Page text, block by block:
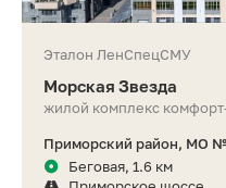
Эталон ЛенСпецСМУ
Морская Звезда
жилой комплекс
Приморский район, МО
Беговая, 1.6 км